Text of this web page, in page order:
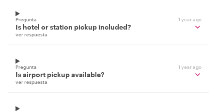
Pregunta 1 year ago
Is hotel or station pickup included?
ver respuesta
Pregunta 1 year ago
Is airport pickup available?
ver respuesta